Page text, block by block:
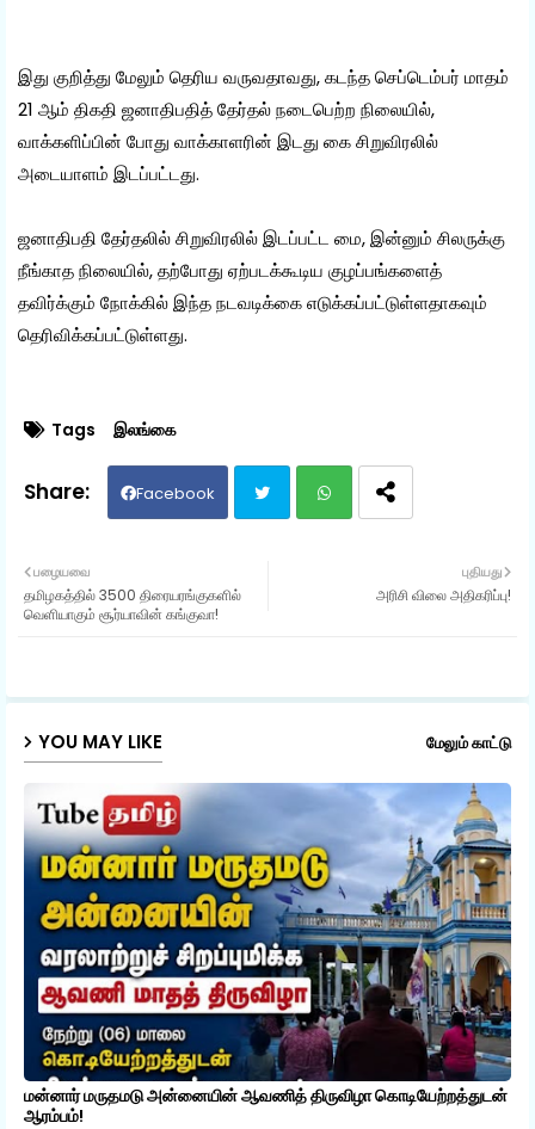
இது குறித்து மேலும் தெரிய வருவதாவது, கடந்த செப்டெம்பர் மாதம்
21 ஆம் திகதி ஜனாதிபதித் தேர்தல் நடைபெற்ற நிலையில்,
வாக்களிப்பின் போது வாக்காளரின் இடது கை சிறுவிரலில்
அடையாளம் இடப்பட்டது.
ஜனாதிபதி தேர்தலில் சிறுவிரலில் இடப்பட்ட மை, இன்னும் சிலருக்கு
நீங்காத நிலையில், தற்போது ஏற்படக்கூடிய குழப்பங்களைத்
தவிர்க்கும் நோக்கில் இந்த நடவடிக்கை எடுக்கப்பட்டுள்ளதாகவும்
தெரிவிக்கப்பட்டுள்ளது.
Tags இலங்கை
Facebook
p
புதியது
அரிசி விலை அதிகரிப்பு!
பழையவை
தமிழகத்தில் 3500 திரையரங்குகளில்
வெளியாகும் சூர்யாவின் கங்குவா!
YOU MAY LIKE மேலும் காட்டு
மன்னார் மருதமடு அன்னையின் ஆவணித் திருவிழா கொடியேற்றத்துடன்
ஆரம்பம்!